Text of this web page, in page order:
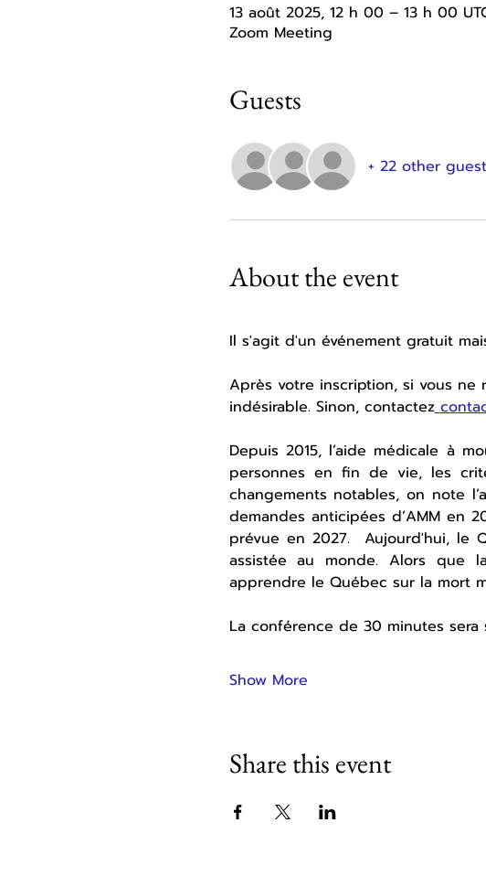
13 août 2025, 12 h 00 – 13 h 00
Zoom Meeting
Guests
+ 22 other
About the event
Il s'agit d'un événement gratuit
Après votre inscription, si vous ne
indésirable. Sinon, contactez
Depuis 2015, l’aide médicale à
personnes en fin de vie, les
changements notables, on note
demandes anticipées d’AMM en
prévue en 2027.  Aujourd'hui,
assistée au monde. Alors que
apprendre le Québec sur la mort
La conférence de 30 minutes
Show More
Share this event